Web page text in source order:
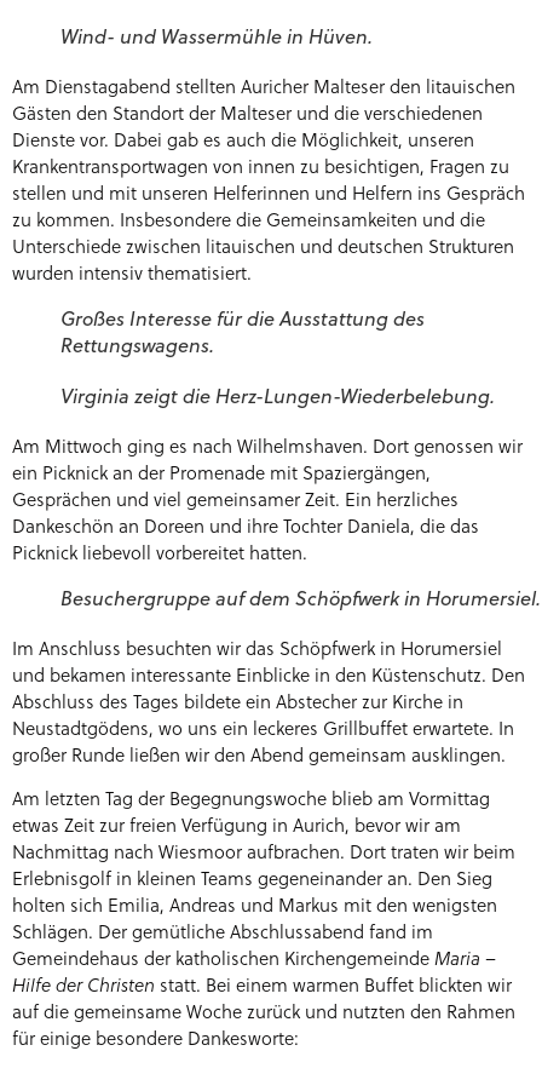
Wind- und Wassermühle in Hüven.
Am Dienstagabend stellten Auricher Malteser den litauischen
Gästen den Standort der Malteser und die verschiedenen
Dienste vor. Dabei gab es auch die Möglichkeit, unseren
Krankentransportwagen von innen zu besichtigen, Fragen zu
stellen und mit unseren Helferinnen und Helfern ins Gespräch
zu kommen. Insbesondere die Gemeinsamkeiten und die
Unterschiede zwischen litauischen und deutschen Strukturen
wurden intensiv thematisiert.
Großes Interesse für die Ausstattung des
Rettungswagens.
Virginia zeigt die Herz-Lungen-Wiederbelebung.
Am Mittwoch ging es nach Wilhelmshaven. Dort genossen wir
ein Picknick an der Promenade mit Spaziergängen,
Gesprächen und viel gemeinsamer Zeit. Ein herzliches
Dankeschön an Doreen und ihre Tochter Daniela, die das
Picknick liebevoll vorbereitet hatten.
Besuchergruppe auf dem Schöpfwerk in Horumersiel.
Im Anschluss besuchten wir das Schöpfwerk in Horumersiel
und bekamen interessante Einblicke in den Küstenschutz. Den
Abschluss des Tages bildete ein Abstecher zur Kirche in
Neustadtgödens, wo uns ein leckeres Grillbuffet erwartete. In
großer Runde ließen wir den Abend gemeinsam ausklingen.
Am letzten Tag der Begegnungswoche blieb am Vormittag
etwas Zeit zur freien Verfügung in Aurich, bevor wir am
Nachmittag nach Wiesmoor aufbrachen. Dort traten wir beim
Erlebnisgolf in kleinen Teams gegeneinander an. Den Sieg
holten sich Emilia, Andreas und Markus mit den wenigsten
Schlägen. Der gemütliche Abschlussabend fand im
Gemeindehaus der katholischen KirchengemeindeMaria –
Hilfe der Christen statt. Bei einem warmen Buffet blickten wir
auf die gemeinsame Woche zurück und nutzten den Rahmen
für einige besondere Dankesworte: